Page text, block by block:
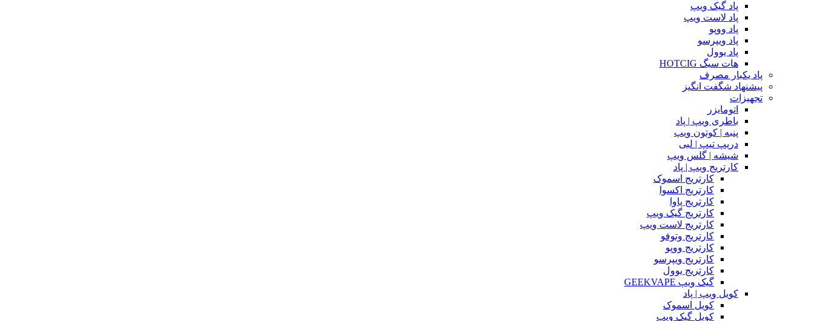
پاد گیک ویپ
پاد لاست ویپ
پاد ووپو
پاد ویپرسو
پاد یوول
هات سیگ HOTCIG
پاد یکبار مصرف
پیشنهاد شگفت انگیز
تجهیزات
اتومایزر
باطری ویپ | پاد
پنبه | کوتون ویپ
دریپ تیپ | لبی
شیشه | گلس ویپ
کارتریج ویپ | پاد
کارتریج اسموک
کارتریج اکسوا
کارتریج پاوا
کارتریج گیک ویپ
کارتریج لاست ویپ
کارتریج وتوفو
کارتریج ووپو
کارتریج ویپرسو
کارتریج یوول
گیک ویپ GEEKVAPE
کویل ویپ | پاد
کویل اسموک
کویل گیک ویپ